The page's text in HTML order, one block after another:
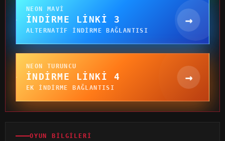
NEON MAVI
İNDIRME LINKI 3
ALTERNATIF INDIRME BAĞLANTISI
→
NEON TURUNCU
İNDIRME LINKI 4
EK INDIRME BAĞLANTISI
→
OYUN BILGILERI